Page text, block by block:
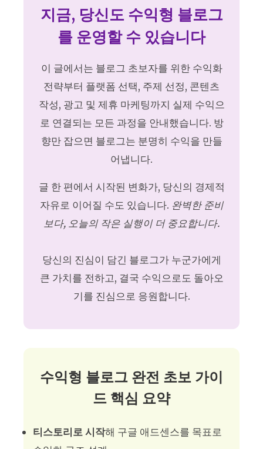
지금, 당신도 수익형 블로그
를 운영할 수 있습니다
이 글에서는 블로그 초보자를 위한 수익화
전략부터 플랫폼 선택, 주제 선정, 콘텐츠
작성, 광고 및 제휴 마케팅까지 실제 수익으
로 연결되는 모든 과정을 안내했습니다. 방
향만 잡으면 블로그는 분명히 수익을 만들
어냅니다.
글 한 편에서 시작된 변화가, 당신의 경제적
자유로 이어질 수도 있습니다. 완벽한 준비
보다, 오늘의 작은 실행이 더 중요합니다.
당신의 진심이 담긴 블로그가 누군가에게
큰 가치를 전하고, 결국 수익으로도 돌아오
기를 진심으로 응원합니다.
수익형 블로그 완전 초보 가이
드 핵심 요약
티스토리로 시작해 구글 애드센스를 목표로